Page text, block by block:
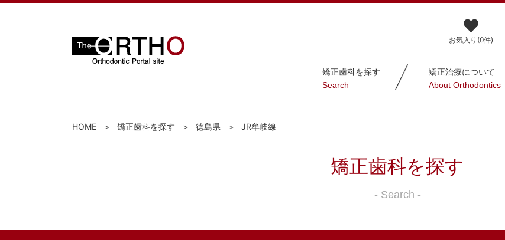
お気入り(0件)
矯正歯科を探す
Search
矯正治療について
About Orthodontics
HOME 矯正歯科を探す 徳島県 JR牟岐線
矯正歯科を探す
- Search -